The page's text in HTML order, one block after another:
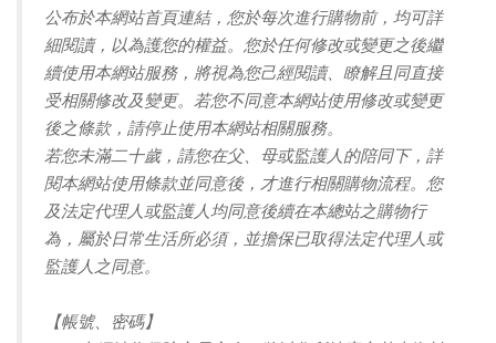
公布於本網站首頁連結，您於每次進行購物前，均可詳
細閱讀，以為護您的權益。您於任何修改或變更之後繼
續使用本網站服務，將視為您己經閱讀、瞭解且同直接
受相關修改及變更。若您不同意本網站使用修改或變更
後之條款，請停止使用本網站相關服務。
若您未滿二十歲，請您在父、母或監護人的陪同下，詳
閱本網站使用條款並同意後，才進行相關購物流程。您
及法定代理人或監護人均同意後續在本總站之購物行
為，屬於日常生活所必須，並擔保已取得法定代理人或
監護人之同意。
【帳號、密碼】